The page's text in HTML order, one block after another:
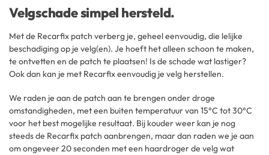
Velgschade simpel hersteld.
Met de Recarfix patch verberg je, geheel eenvoudig, die lelijke
beschadiging op je velg(en). Je hoeft het alleen schoon te maken,
te ontvetten en de patch te plaatsen! Is de schade wat lastiger?
Ook dan kan je met Recarfix eenvoudig je velg herstellen.
We raden je aan de patch aan te brengen onder droge
omstandigheden, met een buiten temperatuur van 15°C tot 30°C
voor het best mogelijke resultaat. Bij kouder weer kan je nog
steeds de Recarfix patch aanbrengen, maar dan raden we je aan
om ongeveer 20 seconden met een haardroger de velg wat